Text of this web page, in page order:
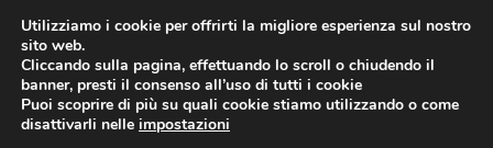
Vai
contenuto
Utilizziamo i cookie per offrirti la migliore esperienza sul nostro
sito web.
Cliccando sulla pagina, effettuando lo scroll o chiudendo il
banner, presti il consenso all’uso di tutti i cookie
Puoi scoprire di più su quali cookie stiamo utilizzando o come
disattivarli nelle impostazioni